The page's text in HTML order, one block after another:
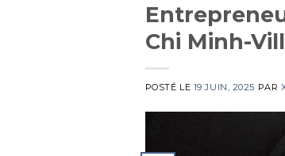
Chi Minh-
POSTÉ LE 19 JUIN, 2025 PAR